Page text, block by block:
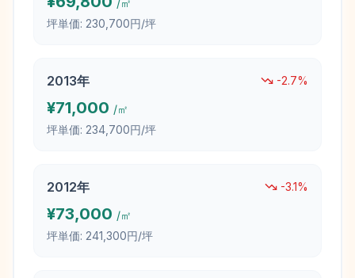
/㎡
坪単価: 230,700円/坪
2013年 -2.7%
¥71,000 /㎡
坪単価: 234,700円/坪
2012年 -3.1%
¥73,000 /㎡
坪単価: 241,300円/坪